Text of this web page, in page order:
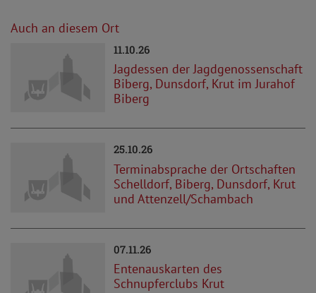
Auch an diesem Ort
11.10.26
Jagdessen der Jagdgenossenschaft
Biberg, Dunsdorf, Krut im Jurahof
Biberg
25.10.26
Terminabsprache der Ortschaften
Schelldorf, Biberg, Dunsdorf, Krut
und Attenzell/Schambach
07.11.26
Entenauskarten des
Schnupferclubs Krut